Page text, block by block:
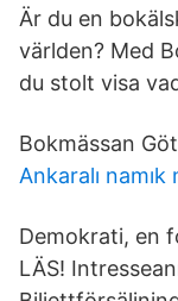
Är du en
världen? Med
du stolt visa
Bokmässan
Ankaralı
Demokrati, en
LÄS!